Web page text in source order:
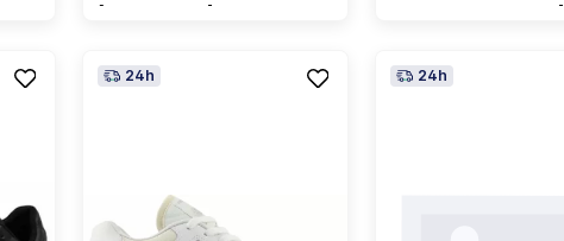
[Madhësia: 41]
bezhë [Madhësia: 40]
24h 24h